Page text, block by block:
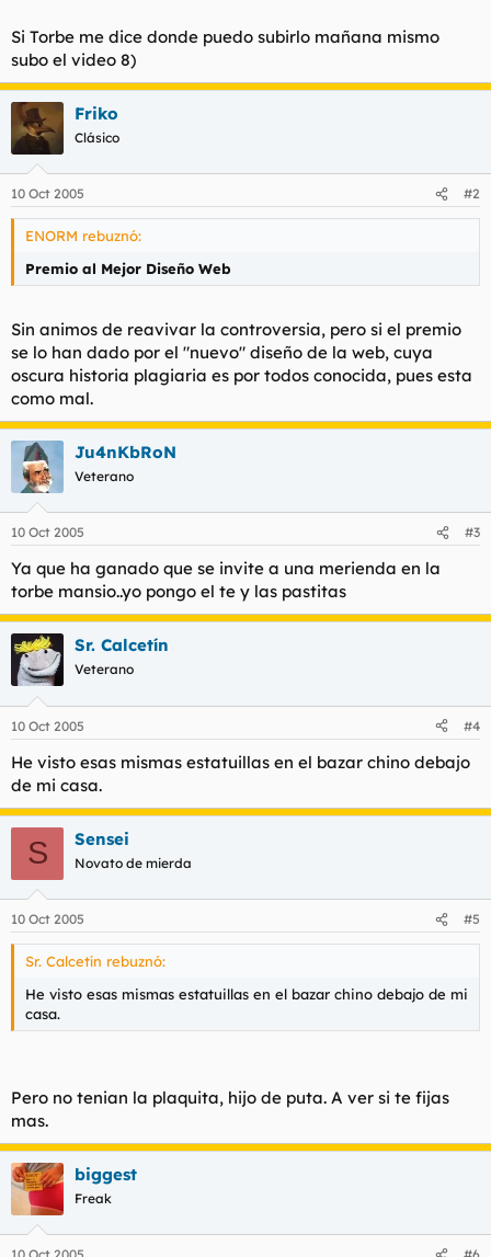
Si Torbe me dice donde puedo subirlo mañana mismo
subo el video 8)
Friko
Clásico
10 Oct 2005 #2
ENORM rebuznó:
Premio al Mejor Diseño Web
Sin animos de reavivar la controversia, pero si el premio
se lo han dado por el "nuevo" diseño de la web, cuya
oscura historia plagiaria es por todos conocida, pues esta
como mal.
Ju4nKbRoN
Veterano
10 Oct 2005 #3
Ya que ha ganado que se invite a una merienda en la
torbe mansio..yo pongo el te y las pastitas
Sr. Calcetín
Veterano
10 Oct 2005 #4
He visto esas mismas estatuillas en el bazar chino debajo
de mi casa.
S Sensei
Novato de mierda
10 Oct 2005 #5
Sr. Calcetín rebuznó:
He visto esas mismas estatuillas en el bazar chino debajo de mi
casa.
Pero no tenian la plaquita, hijo de puta. A ver si te fijas
mas.
biggest
Freak